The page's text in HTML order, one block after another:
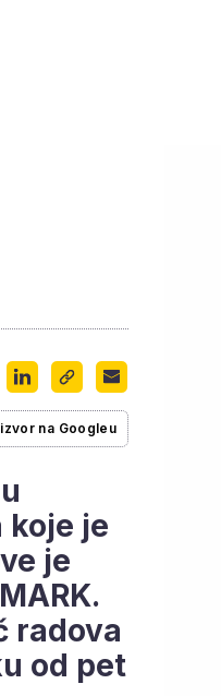
na Googleu
koje je
je
radova
od pet